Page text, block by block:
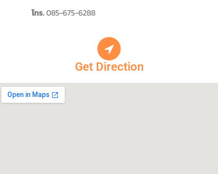
โทร.085-675-6288
Get Direction